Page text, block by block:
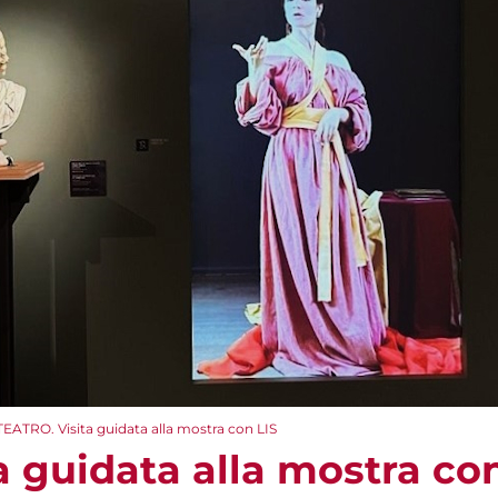
Visita guidata alla mostra con LIS
guidata alla mostra